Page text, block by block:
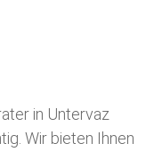
in Untervaz
Wir bieten Ihnen